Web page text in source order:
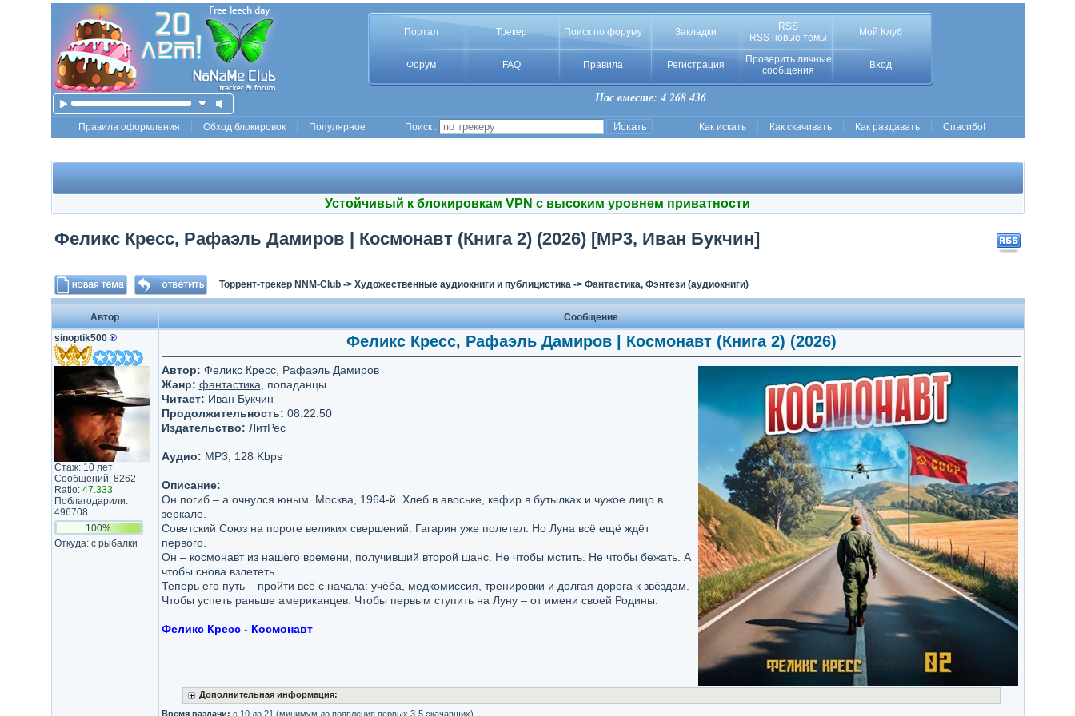
Портал Трекер Поиск по форуму Закладки
RSS
RSS новые темы
Мой Клуб
Форум FAQ Правила Регистрация
Проверить личные
сообщения
Вход
Нас вместе: 4 268 436
Правила оформления Обход блокировок Популярное Поиск : Как искать Как скачивать Как раздавать Спасибо!
Устойчивый к блокировкам VPN с высоким уровнем приватности
Феликс Кресс, Рафаэль Дамиров | Космонавт (Книга 2) (2026) [MP3, Иван Букчин]
Торрент-трекер NNM-Club-> Художественные аудиокниги и публицистика-> Фантастика, Фэнтези (аудиокниги)
Автор
Сообщение
sinoptik500 ®
Стаж: 10 лет
Сообщений: 8262
Ratio: 47.333
Поблагодарили:
496708
100%
Откуда: с рыбалки
Феликс Кресс, Рафаэль Дамиров | Космонавт (Книга 2) (2026)
Автор: Феликс Кресс, Рафаэль Дамиров
Жанр: фантастика , попаданцы
Читает: Иван Букчин
Продолжительность: 08:22:50
Издательство: ЛитРес
Аудио: MP3, 128 Kbps
Описание:
Он погиб – а очнулся юным. Москва, 1964-й. Хлеб в авоське, кефир в бутылках и чужое лицо в
зеркале.
Советский Союз на пороге великих свершений. Гагарин уже полетел. Но Луна всё ещё ждёт
первого.
Он – космонавт из нашего времени, получивший второй шанс. Не чтобы мстить. Не чтобы бежать. А
чтобы снова взлететь.
Теперь его путь – пройти всё с начала: учёба, медкомиссия, тренировки и долгая дорога к звёздам.
Чтобы успеть раньше американцев. Чтобы первым ступить на Луну – от имени своей Родины.
Феликс Кресс - Космонавт
Дополнительная информация:
Время раздачи: с 10 до 21 (минимум до появления первых 3-5 скачавших)